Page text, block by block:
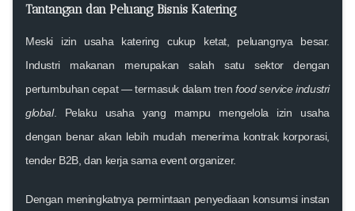
Tantangan dan Peluang Bisnis Katering
Meski izin usaha katering cukup ketat, peluangnya besar.
Industri makanan merupakan salah satu sektor dengan
pertumbuhan cepat — termasuk dalam trenfood service industri
global. Pelaku usaha yang mampu mengelola izin usaha
dengan benar akan lebih mudah menerima kontrak korporasi,
tender B2B, dan kerja sama event organizer.
Dengan meningkatnya permintaan penyediaan konsumsi instan